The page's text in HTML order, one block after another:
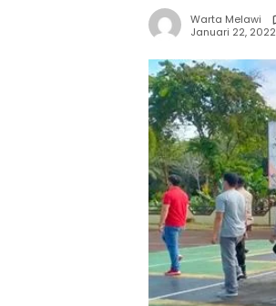
Warta Melawi
Januari 22, 2022